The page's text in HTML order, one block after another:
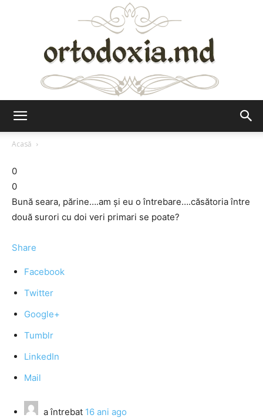
Acasă
0
0
Bună seara, părine….am şi eu o întrebare….căsătoria între
două surori cu doi veri primari se poate?
Share
Facebook
Twitter
Google+
Tumblr
LinkedIn
Mail
a întrebat 16 ani ago